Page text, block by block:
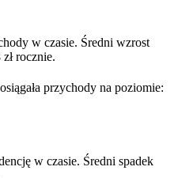
w czasie. Średni wzrost
rocznie.
przychody na poziomie:
w czasie. Średni spadek